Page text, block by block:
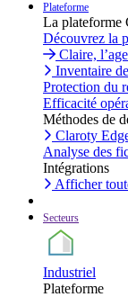
Plateforme
La plateforme
Découvrez la
Claire,
Inventaire
Protection du
Efficacité
Méthodes de
Claroty
Analyse des
Intégrations
Afficher
Secteurs
Industriel
Plateforme